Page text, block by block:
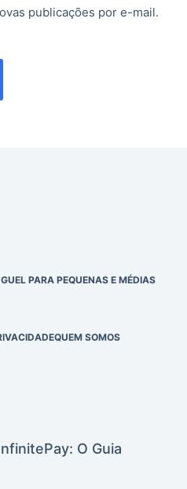
publicações por e-mail.
PARA PEQUENAS E MÉDIAS
QUEM SOMOS
O Guia